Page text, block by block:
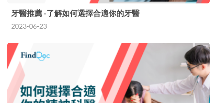
牙醫推薦 -了解如何選擇合適你的牙醫
2023-06-23